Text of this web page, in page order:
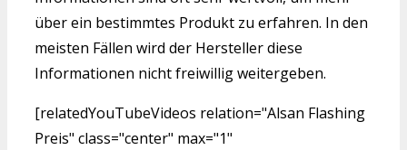
über ein bestimmtes Produkt zu erfahren. In den
meisten Fällen wird der Hersteller diese
Informationen nicht freiwillig weitergeben.
[relatedYouTubeVideos relation="Alsan Flashing
Preis" class="center" max="1"